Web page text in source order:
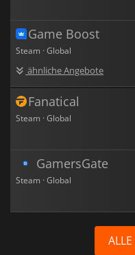
Game Boost
Steam · Global
ähnliche Angebote
Fanatical
Steam · Global
GamersGate
Steam · Global
ALLE